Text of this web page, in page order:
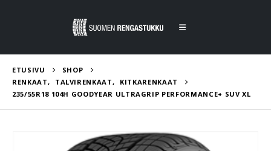
ETUSIVU
SHOP
RENKAAT, TALVIRENKAAT,
KITKARENKAAT
235/55R18 104H GOODYEAR ULTRAGRIP PERFORMANCE+ SUV XL